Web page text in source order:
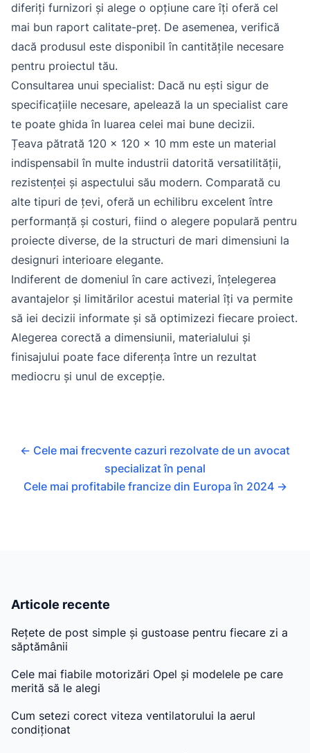
diferiți furnizori și alege o opțiune care îți oferă cel
mai bun raport calitate-preț. De asemenea, verifică
dacă produsul este disponibil în cantitățile necesare
pentru proiectul tău.
Consultarea unui specialist: Dacă nu ești sigur de
specificațiile necesare, apelează la un specialist care
te poate ghida în luarea celei mai bune decizii.
Țeava pătrată 120 x 120 x 10 mm este un material
indispensabil în multe industrii datorită versatilității,
rezistenței și aspectului său modern. Comparată cu
alte tipuri de țevi, oferă un echilibru excelent între
performanță și costuri, fiind o alegere populară pentru
proiecte diverse, de la structuri de mari dimensiuni la
designuri interioare elegante.
Indiferent de domeniul în care activezi, înțelegerea
avantajelor și limitărilor acestui material îți va permite
să iei decizii informate și să optimizezi fiecare proiect.
Alegerea corectă a dimensiunii, materialului și
finisajului poate face diferența între un rezultat
mediocru și unul de excepție.
← Cele mai frecvente cazuri rezolvate de un avocat
specializat în penal
Cele mai profitabile francize din Europa în 2024 →
Articole recente
Rețete de post simple și gustoase pentru fiecare zi a
săptămânii
Cele mai fiabile motorizări Opel și modelele pe care
merită să le alegi
Cum setezi corect viteza ventilatorului la aerul
condiționat